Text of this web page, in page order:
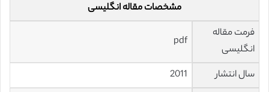
مشخصات مقاله انگلیسی
فرمت مقاله
انگلیسی
pdf
سال انتشار
2011